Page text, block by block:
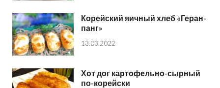
Корейский яичный хлеб «Геран-
панг»
13.03.2022
Хот дог картофельно-сырный
по-корейски